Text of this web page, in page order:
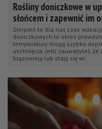
Rośliny doniczkowe w
słońcem i zapewnić im
Sierpień to dla nas czas
doniczkowych to okres
temperatury mogą szybko
uschnięcia. Jeśli zauważyłeś,
brązowieją lub stają się wi